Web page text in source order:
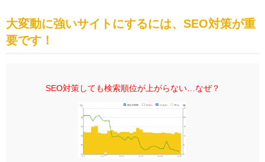
大変動に強いサイトにするには、SEO対策が重
要です！
SEO対策しても検索順位が上がらない…なぜ？